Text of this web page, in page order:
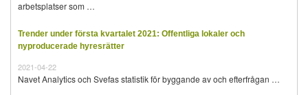
arbetsplatser som …
Trender under första kvartalet 2021: Offentliga lokaler och
nyproducerade hyresrätter
2021-04-22
Navet Analytics och Svefas statistik för byggande av och efterfrågan …